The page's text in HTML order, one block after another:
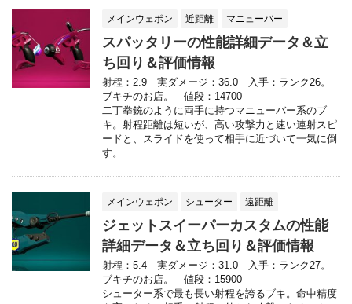
メインウェポン 近距離 マニューバー
スパッタリーの性能詳細データ＆立
ち回り＆評価情報
射程：2.9 実ダメージ：36.0 入手：ランク26。
ブキチのお店。 値段：14700
二丁拳銃のように両手に持つマニューバー系のブ
キ。射程距離は短いが、高い攻撃力と速い連射スピ
ードと、スライドを使って相手に近づいて一気に倒
す。
メインウェポン シューター 遠距離
ジェットスイーパーカスタムの性能
詳細データ＆立ち回り＆評価情報
射程：5.4 実ダメージ：31.0 入手：ランク27。
ブキチのお店。 値段：15900
シューター系で最も長い射程を誇るブキ。命中精度